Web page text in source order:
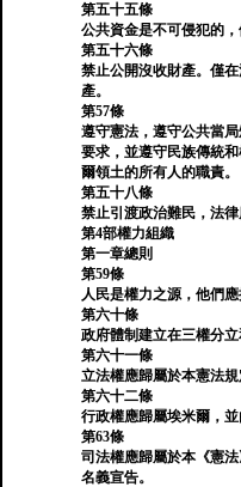
第五十五條
公共資金是不可侵犯的，
第五十六條
禁止公開沒收財產。僅
產。
第57條
遵守憲法，遵守公共當
要求，並遵守民族傳統
爾領土的所有人的職責。
第五十八條
禁止引渡政治難民，法律
第4部權力組織
第一章總則
第59條
人民是權力之源，他們
第六十條
政府體制建立在三權分立
第六十一條
立法權應歸屬於本憲法規
第六十二條
行政權應歸屬埃米爾，
第63條
司法權應歸屬於本《憲
名義宣告。